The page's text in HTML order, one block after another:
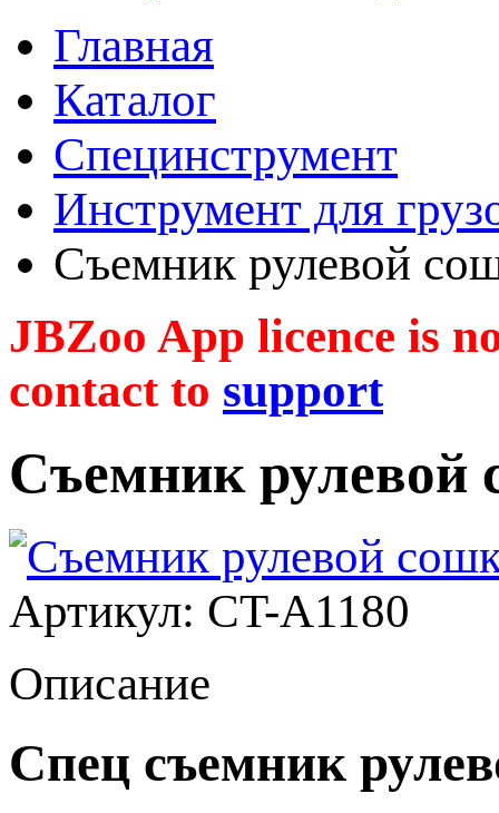
Главная
Каталог
Специнструмент
Инструмент для
Съемник рулевой
JBZoo App licence is
contact to support
Съемник рулевой
Артикул: CT-A1180
Описание
Спец съемник